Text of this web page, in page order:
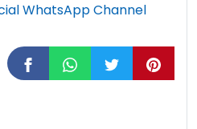
WhatsApp Channel